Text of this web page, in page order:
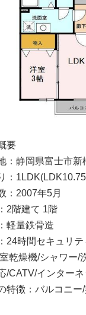
要
：静岡県富士市新
：
：2007年5月
2階建て 1階
軽量鉄骨造
24時間セキュリ
乾燥機/シャワー/
/CATV/インター
特徴：バルコニ